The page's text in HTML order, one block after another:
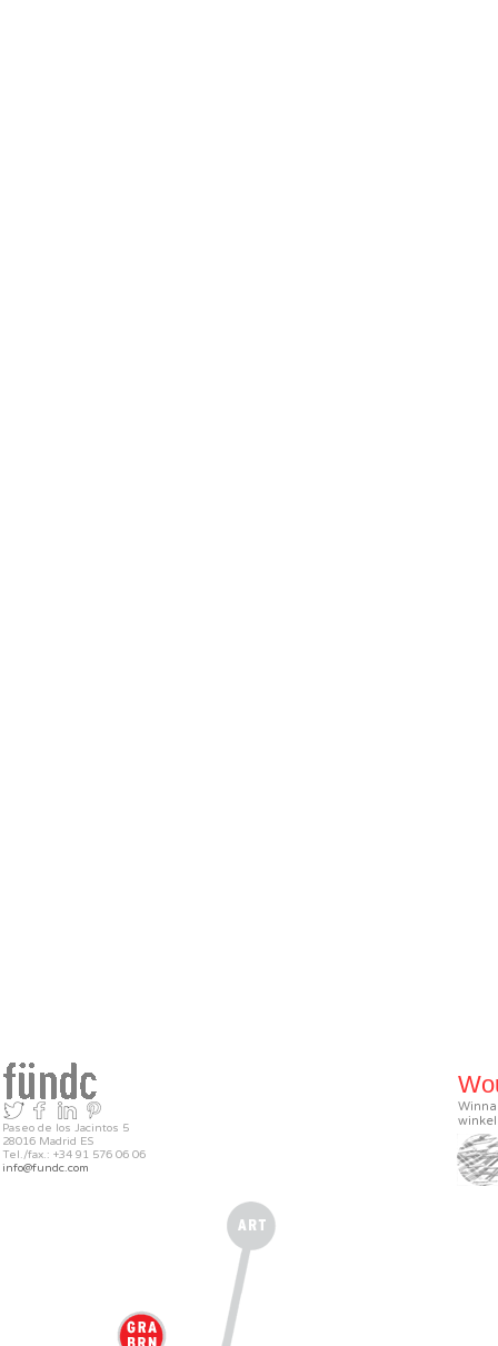
Paseo de los Jacintos 5
28016 Madrid ES
Tel./fax.: +34 91 576 06 06
info@fundc.com